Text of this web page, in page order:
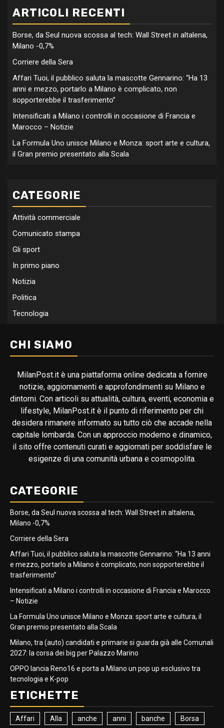
ARTICOLI RECENTI
Borse, da Seul nuova scossa al tech: Wall Street in altalena,
Milano -0,7%
Corriere della Sera
Affari Tuoi, il pubblico saluta la mascotte Gennarino: “Ha 13
anni e mezzo, portarlo a Milano è complicato, non
sopporterebbe il trasferimento”
Intensificati a Milano i controlli in occasione di Francia e
Marocco – Notizie
La Formula Uno unisce Milano e Monza: sport arte e cultura,
il Gran premio presentato alla Scala
CATEGORIE
Attività commerciale
Comunicato stampa
Gli sport
In primo piano
Notizia
Politica
Tecnologia
CHI SIAMO
MilanPost.it è una piattaforma online dedicata a fornire
notizie, aggiornamenti e approfondimenti su Milano e
dintorni. Con articoli su attualità, cultura, eventi, economia e
lifestyle, MilanPost.it è il punto di riferimento per chi
desidera rimanere informato su tutto ciò che accade nella
capitale lombarda. Con un approccio moderno e dinamico,
il sito offre contenuti curati e aggiornati per soddisfare le
esigenze di una comunità urbana e cosmopolita.
CATEGORIE
Borse, da Seul nuova scossa al tech: Wall Street in altalena,
Milano -0,7%
Corriere della Sera
Affari Tuoi, il pubblico saluta la mascotte Gennarino: “Ha 13 anni
e mezzo, portarlo a Milano è complicato, non sopporterebbe il
trasferimento”
Intensificati a Milano i controlli in occasione di Francia e Marocco
– Notizie
La Formula Uno unisce Milano e Monza: sport arte e cultura, il
Gran premio presentato alla Scala
Milano, tra (auto) candidati e primarie si guarda già alle Comunali
2027: la corsa dei big per Palazzo Marino
OPPO lancia Reno16 e porta a Milano un pop up esclusivo tra
tecnologia e K-pop
ETICHETTE
Affari Alla anche anni banche Borsa